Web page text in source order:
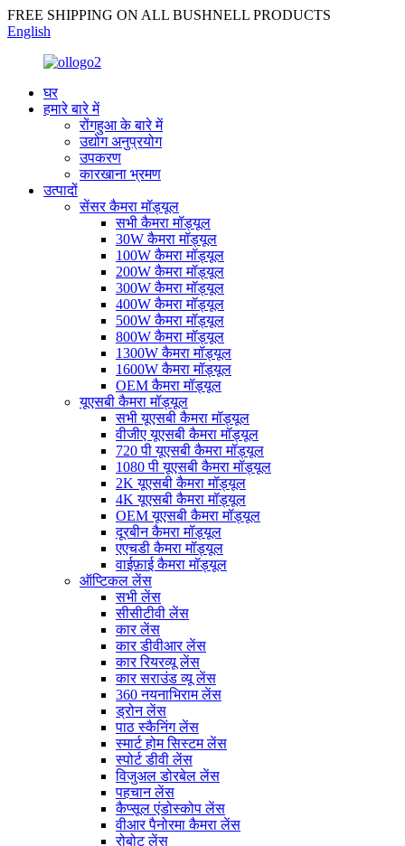
FREE SHIPPING ON ALL BUSHNELL PRODUCTS
English
घर
हमारे बारे में
रोंगहुआ के बारे में
उद्योग अनुप्रयोग
उपकरण
कारखाना भ्रमण
उत्पादों
सेंसर कैमरा मॉड्यूल
सभी कैमरा मॉड्यूल
30W कैमरा मॉड्यूल
100W कैमरा मॉड्यूल
200W कैमरा मॉड्यूल
300W कैमरा मॉड्यूल
400W कैमरा मॉड्यूल
500W कैमरा मॉड्यूल
800W कैमरा मॉड्यूल
1300W कैमरा मॉड्यूल
1600W कैमरा मॉड्यूल
OEM कैमरा मॉड्यूल
यूएसबी कैमरा मॉड्यूल
सभी यूएसबी कैमरा मॉड्यूल
वीजीए यूएसबी कैमरा मॉड्यूल
720 पी यूएसबी कैमरा मॉड्यूल
1080 पी यूएसबी कैमरा मॉड्यूल
2K यूएसबी कैमरा मॉड्यूल
4K यूएसबी कैमरा मॉड्यूल
OEM यूएसबी कैमरा मॉड्यूल
दूरबीन कैमरा मॉड्यूल
एएचडी कैमरा मॉड्यूल
वाईफ़ाई कैमरा मॉड्यूल
ऑप्टिकल लेंस
सभी लेंस
सीसीटीवी लेंस
कार लेंस
कार डीवीआर लेंस
कार रियरव्यू लेंस
कार सराउंड व्यू लेंस
360 नयनाभिराम लेंस
ड्रोन लेंस
पाठ स्कैनिंग लेंस
स्मार्ट होम सिस्टम लेंस
स्पोर्ट डीवी लेंस
विजुअल डोरबेल लेंस
पहचान लेंस
कैप्सूल एंडोस्कोप लेंस
वीआर पैनोरमा कैमरा लेंस
रोबोट लेंस